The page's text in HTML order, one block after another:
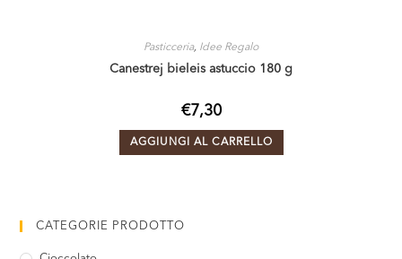
Pasticceria, Idee Regalo
Canestrej bieleis astuccio 180 g
€7,30
AGGIUNGI AL CARRELLO
CATEGORIE PRODOTTO